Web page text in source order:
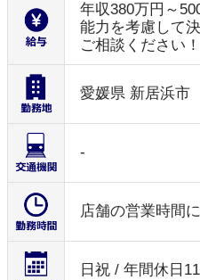
年収380万円～
能力を考慮して
ご相談ください！
愛媛県 新居浜市
-
店舗の営業時間
日祝 / 年間休日